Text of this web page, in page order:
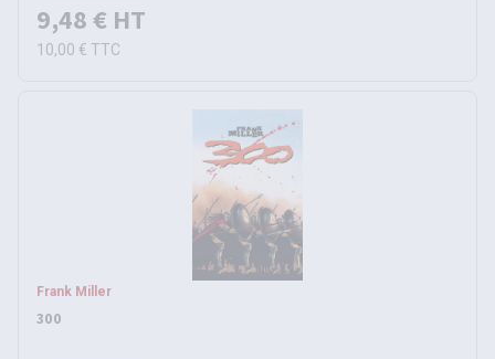
9,48 € HT
10,00 € TTC
Frank Miller
300